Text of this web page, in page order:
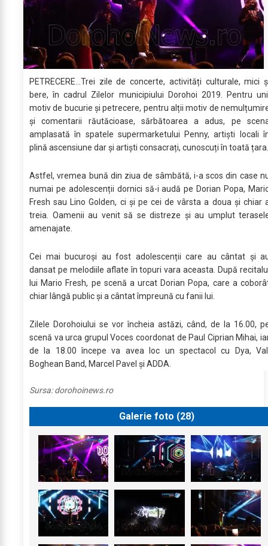
PETRECERE…Trei zile de concerte, activități culturale, mici
bere, în cadrul Zilelor municipiului Dorohoi 2019. Pentru
motiv de bucurie și petrecere, pentru alții motiv de
și comentarii răutăcioase, sărbătoarea a adus, pe
amplasată în spatele supermarketului Penny, artiști locali
plină ascensiune dar și artiști consacrați, cunoscuți în toată țara.
Astfel, vremea bună din ziua de sâmbătă, i-a scos din case
numai pe adolescenții dornici să-i audă pe Dorian Popa,
Fresh sau Lino Golden, ci și pe cei de vârsta a doua și chiar
treia. Oamenii au venit să se distreze și au umplut
amenajate.
Cei mai bucuroși au fost adolescenții care au cântat și
dansat pe melodiile aflate în topuri vara aceasta. După
lui Mario Fresh, pe scenă a urcat Dorian Popa, care a
chiar lângă public și a cântat împreună cu fanii lui.
Zilele Dorohoiului se vor încheia astăzi, când, de la 16.00,
scenă va urca grupul Voces coordonat de Paul Ciprian Mihai,
de la 18.00 începe va avea loc un spectacol cu Dya,
Boghean Band, Marcel Pavel și ADDA.
Sursa:dorohoinews.ro
Galerie foto (28)